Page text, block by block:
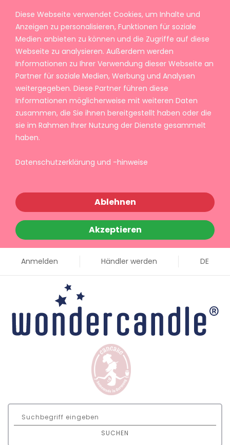
Diese Webseite verwendet Cookies, um Inhalte und
Anzeigen zu personalisieren, Funktionen für soziale
Medien anbieten zu können und die Zugriffe auf diese
Webseite zu analysieren. Außerdem werden
Informationen zu Ihrer Verwendung dieser Webseite an
Partner für soziale Medien, Werbung und Analysen
weitergegeben. Diese Partner führen diese
Informationen möglicherweise mit weiteren Daten
zusammen, die Sie ihnen bereitgestellt haben oder die
sie im Rahmen Ihrer Nutzung der Dienste gesammelt
haben.
Datenschutzerklärung und -hinweise
Ablehnen
Akzeptieren
Anmelden Händler werden DE
SUCHEN